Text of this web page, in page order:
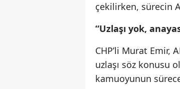
çekilirken, sürecin
“Uzlaşı yok,
CHP’li Murat Emir,
uzlaşı söz konusu
kamuoyunun